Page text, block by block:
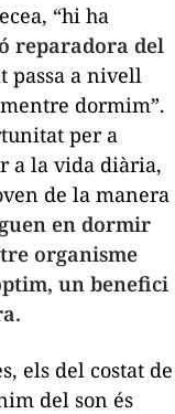
“hi ha
reparadora del
passa a nivell
dormim”.
per a
a la vida diària,
de la manera
en dormir
organisme
, un benefici
els del costat de
del son és